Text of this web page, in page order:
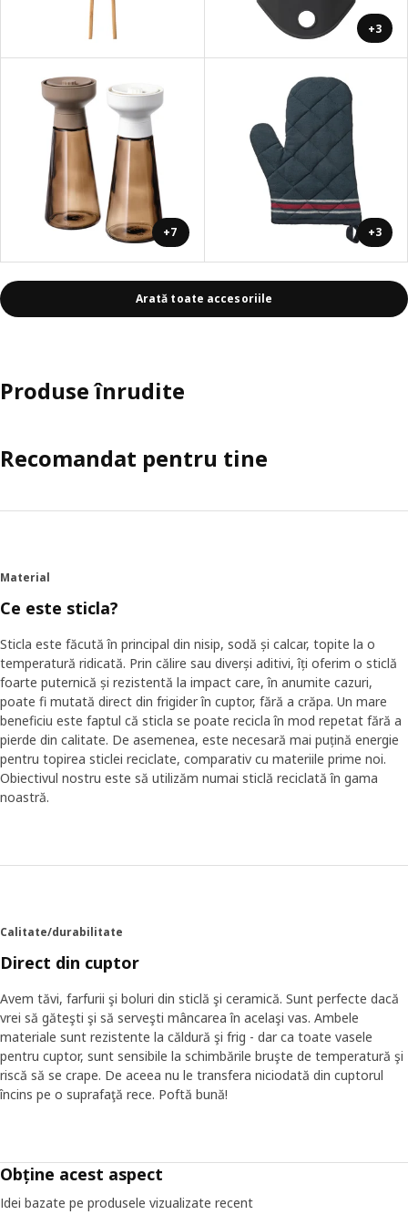
+3
+7 +3
Arată toate accesoriile
Produse înrudite
Recomandat pentru tine
Material
Ce este sticla?
Sticla este făcută în principal din nisip, sodă și calcar, topite la o
temperatură ridicată. Prin călire sau diverși aditivi, îți oferim o sticlă
foarte puternică și rezistentă la impact care, în anumite cazuri,
poate fi mutată direct din frigider în cuptor, fără a crăpa. Un mare
beneficiu este faptul că sticla se poate recicla în mod repetat fără a
pierde din calitate. De asemenea, este necesară mai puțină energie
pentru topirea sticlei reciclate, comparativ cu materiile prime noi.
Obiectivul nostru este să utilizăm numai sticlă reciclată în gama
noastră.
Calitate/durabilitate
Direct din cuptor
Avem tăvi, farfurii şi boluri din sticlă şi ceramică. Sunt perfecte dacă
vrei să găteşti şi să serveşti mâncarea în acelaşi vas. Ambele
materiale sunt rezistente la căldură şi frig - dar ca toate vasele
pentru cuptor, sunt sensibile la schimbările bruşte de temperatură şi
riscă să se crape. De aceea nu le transfera niciodată din cuptorul
încins pe o suprafaţă rece. Poftă bună!
Obține acest aspect
Idei bazate pe produsele vizualizate recent